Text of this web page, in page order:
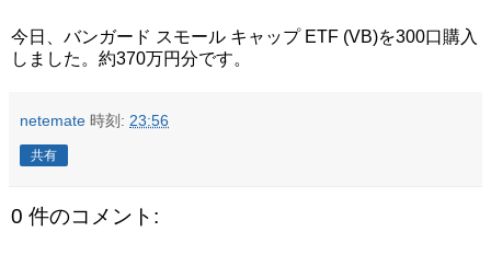
今日、バンガード スモール キャップ ETF (VB)を300口購入
しました。約370万円分です。
netemate 時刻: 23:56
共有
0 件のコメント: